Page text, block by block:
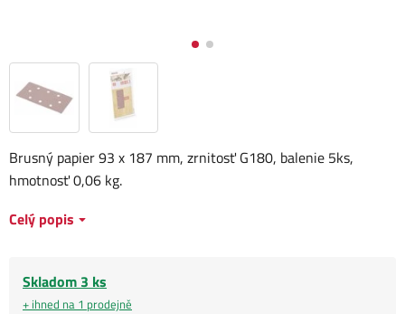
Brusný papier 93 x 187 mm, zrnitosť G180, balenie 5ks,
hmotnosť 0,06 kg.
Celý popis
Skladom 3 ks
+ ihned na 1 prodejně